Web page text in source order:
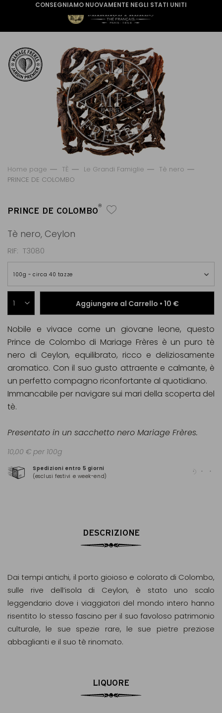
CONSEGNIAMO NUOVAMENTE NEGLI STATI UNITI
Home page TÈ Le Grandi Famiglie
Tè nero
PRINCE DE COLOMBO
PRINCE DE COLOMBO®
Tè nero, Ceylon
RIF T3080
100g ~ circa 40 tazze
Aggiungere al Carrello • 10 €
Spedizioni entro 5 giorni
(esclusi festivi e week-end)
Nobile e vivace come un giovane leone, questo
Prince de Colombo di Mariage Frères è un puro tè
nero di Ceylon, equilibrato, ricco e deliziosamente
aromatico. Con il suo gusto attraente e calmante, è
un perfetto compagno riconfortante al quotidiano.
Immancabile per navigare sui mari della scoperta del
tè.
Presentato in un sacchetto nero Mariage Frères.
10,00 € per 100g
DESCRIZIONE
Dai tempi antichi, il porto gioioso e colorato di Colombo,
sulle rive dell’isola di Ceylon, è stato uno scalo
leggendario dove i viaggiatori del mondo intero hanno
risentito lo stesso fascino per il suo favoloso patrimonio
culturale, le sue spezie rare, le sue pietre preziose
abbaglianti e il suo tè rinomato.
LIQUORE